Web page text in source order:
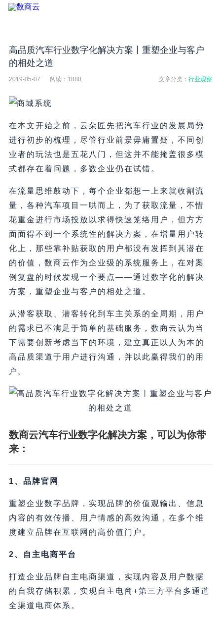
高品质汽车行业数字化解决方案丨重塑企业与客户
的相处之道
2019-05-07 阅读： 1880 文章分类：行业观察
在本文开始之前，云朵匠先把汽车行业的发展局势
进行初步的梳理，尽管行业前景毋庸置疑，不同创
业者的玩法也是五花八门，但这并不能掩盖很多模
式都存在着问题，多数企业仍在试错。
在流量思维鼓动下，每个企业都想一上来就收割流
量，各种汽车项目一哄而上，为了获取流量，不惜
花重金进行市场投放以求得快速笼络用户，但方方
面面得不到一个系统性的解决方案，在增量用户转
化上，那些靠补贴获取的用户都没有发挥到其潜在
的价值，数商云作为企业级的系统服务上，在对案
例复盘的时候发现一个要点——通过数字化的解决
方案，重塑企业与客户的相处之道。
从潜客获取、潜客转化到车主关系的全周期，用户
的需求已不满足于简单的基础服务，数商云认为当
下需要创新考虑当下的环境，建立真正以人为本的
高品质渠道于用户进行沟通，并以此赢得我们的用
户。
数商云汽车行业数字化解决方案，可以为你带
来：
1、品牌官网
重塑企业数字品牌，实现品牌的价值观输出、信息
内容的有效传播、用户情感的高效沟通，在多个维
度建立品牌在互联网的高价值门户。
2、自主电商平台
打造企业品牌自主电商渠道，实现内容及用户数据
的自我存储积累，实现自主电商+第三方平台多通道
全渠道电商体系。